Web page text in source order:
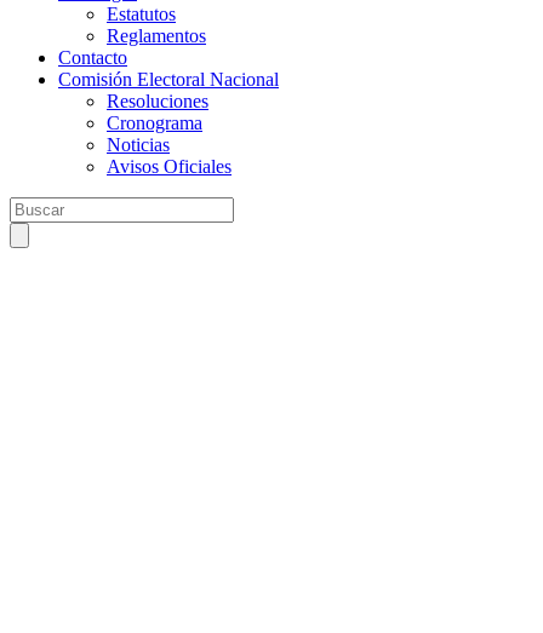
Estatutos
Reglamentos
Contacto
Comisión Electoral Nacional
Resoluciones
Cronograma
Noticias
Avisos Oficiales